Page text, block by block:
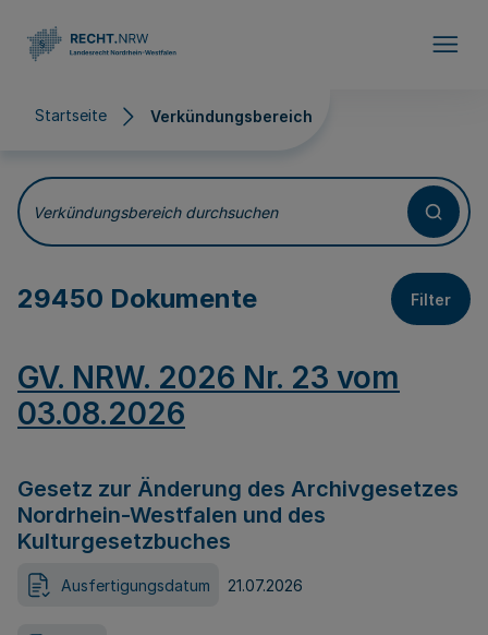
Startseite Verkündungsbereich
Verkündungsbereich
Verkündungsbereich durchsuchen
29450 Dokumente Filter
GV. NRW. 2026 Nr. 23 vom
03.08.2026
Gesetz zur Änderung des Archivgesetzes
Nordrhein-Westfalen und des
Kulturgesetzbuches
Ausfertigungsdatum 21.07.2026